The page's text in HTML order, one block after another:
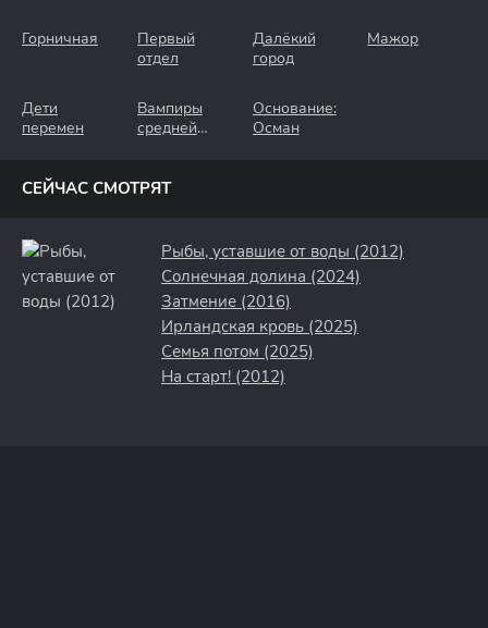
Горничная
Первый
отдел
Далёкий
город
Мажор
Дети
перемен
Вампиры
средней
Основание:
Осман
СЕЙЧАС СМОТРЯТ
Рыбы, уставшие от воды (2012)
Солнечная долина (2024)
Затмение (2016)
Ирландская кровь (2025)
Семья потом (2025)
На старт! (2012)